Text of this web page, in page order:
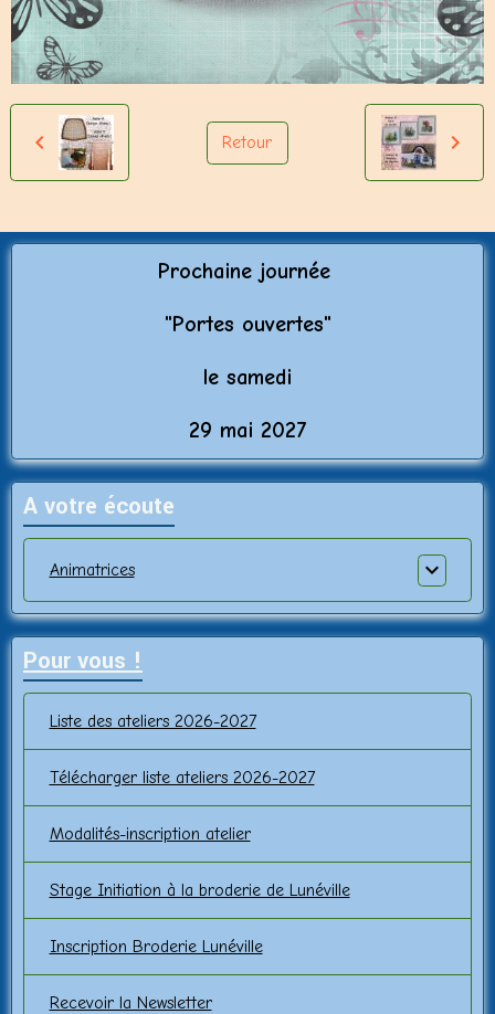
Retour
Prochaine journée
"Portes ouvertes"
le samedi
29 mai 2027
A votre écoute
Animatrices
Pour vous !
Liste des ateliers 2026-2027
Télécharger liste ateliers 2026-2027
Modalités-inscription atelier
Stage Initiation à la broderie de Lunéville
Inscription Broderie Lunéville
Recevoir la Newsletter